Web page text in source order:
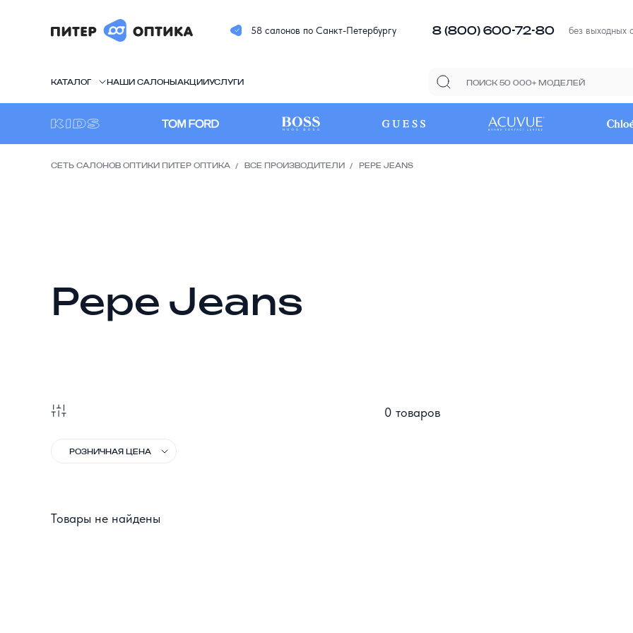
58 салонов по Санкт-Петербургу 8 (800) 600-72-80 без выходных
КАТАЛОГ НАШИ САЛОНЫАКЦИИУСЛУГИ
СЕТЬ САЛОНОВ ОПТИКИ ПИТЕР ОПТИКА ВСЕ ПРОИЗВОДИТЕЛИ PEPE JEANS
Pepe Jeans
0 товаров
РОЗНИЧНАЯ ЦЕНА
Товары не найдены